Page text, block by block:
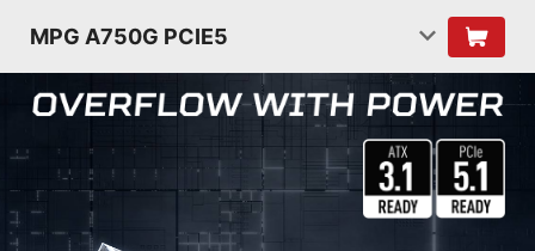
MPG A750G PCIE5